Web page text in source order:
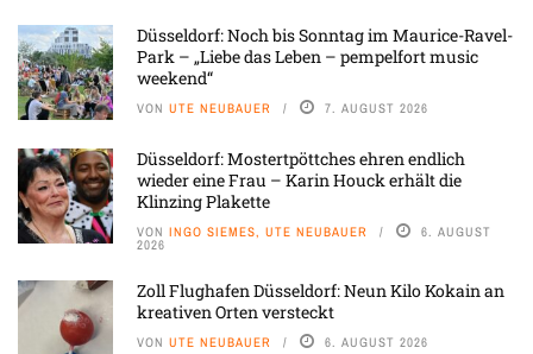
Düsseldorf: Noch bis Sonntag im Maurice-Ravel-
Park – „Liebe das Leben – pempelfort music
weekend“
VON UTE NEUBAUER 7. AUGUST 2026
Düsseldorf: Mostertpöttches ehren endlich
wieder eine Frau – Karin Houck erhält die
Klinzing Plakette
VON INGO SIEMES, UTE NEUBAUER 6. AUGUST
2026
Zoll Flughafen Düsseldorf: Neun Kilo Kokain an
kreativen Orten versteckt
VON UTE NEUBAUER 6. AUGUST 2026